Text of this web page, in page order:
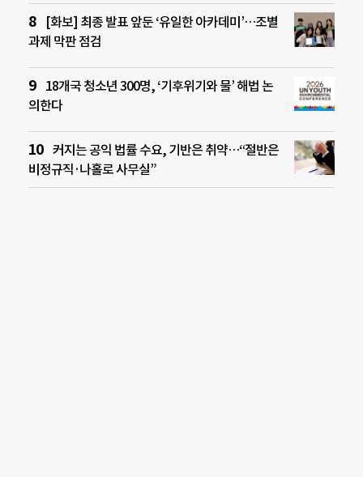
[화보] 최종 발표 앞둔 ‘유일한 아카데미’…조별
과제 막판 점검
18개국 청소년 300명, ‘기후위기와 물’ 해법 논
의한다
커지는 공익 법률 수요, 기반은 취약…“절반은
비정규직·나홀로 사무실”